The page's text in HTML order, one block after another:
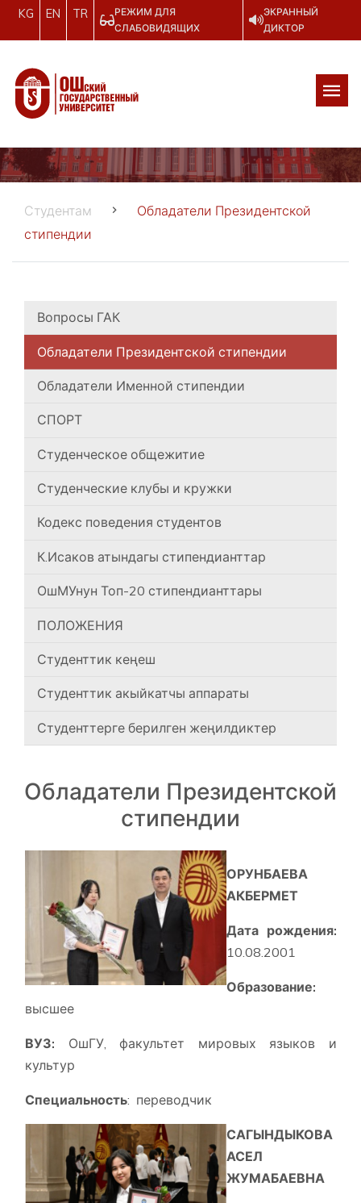
KG EN TR
РЕЖИМ ДЛЯ
СЛАБОВИДЯЩИХ
ЭКРАННЫЙ
ДИКТОР
Студентам
Обладатели Президентской
стипендии
Вопросы ГАК
Обладатели Президентской стипендии
Обладатели Именной стипендии
СПОРТ
Студенческое общежитие
Студенческие клубы и кружки
Кодекс поведения студентов
К.Исаков атындагы стипендианттар
ОшМУнун Топ-20 стипендианттары
ПОЛОЖЕНИЯ
Студенттик кеңеш
Студенттик акыйкатчы аппараты
Студенттерге берилген жеңилдиктер
Обладатели Президентской
стипендии
ОРУНБАЕВА
АКБЕРМЕТ
Дата рождения:
10.08.2001
Образование:
высшее
ВУЗ: ОшГУ, факультет мировых языков и
культур
Специальность: переводчик
САГЫНДЫКОВА
АСЕЛ
ЖУМАБАЕВНА